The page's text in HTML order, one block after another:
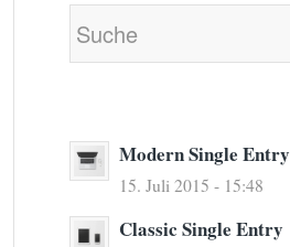
Modern Single Entry
15. Juli 2015 - 15:48
Classic Single Entry